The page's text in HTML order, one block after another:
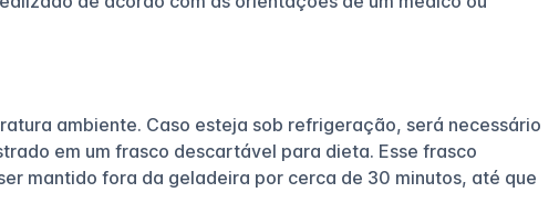
ambiente. Caso esteja sob refrigeração, será necessário
em um frasco descartável para dieta. Esse frasco
mantido fora da geladeira por cerca de 30 minutos, até que